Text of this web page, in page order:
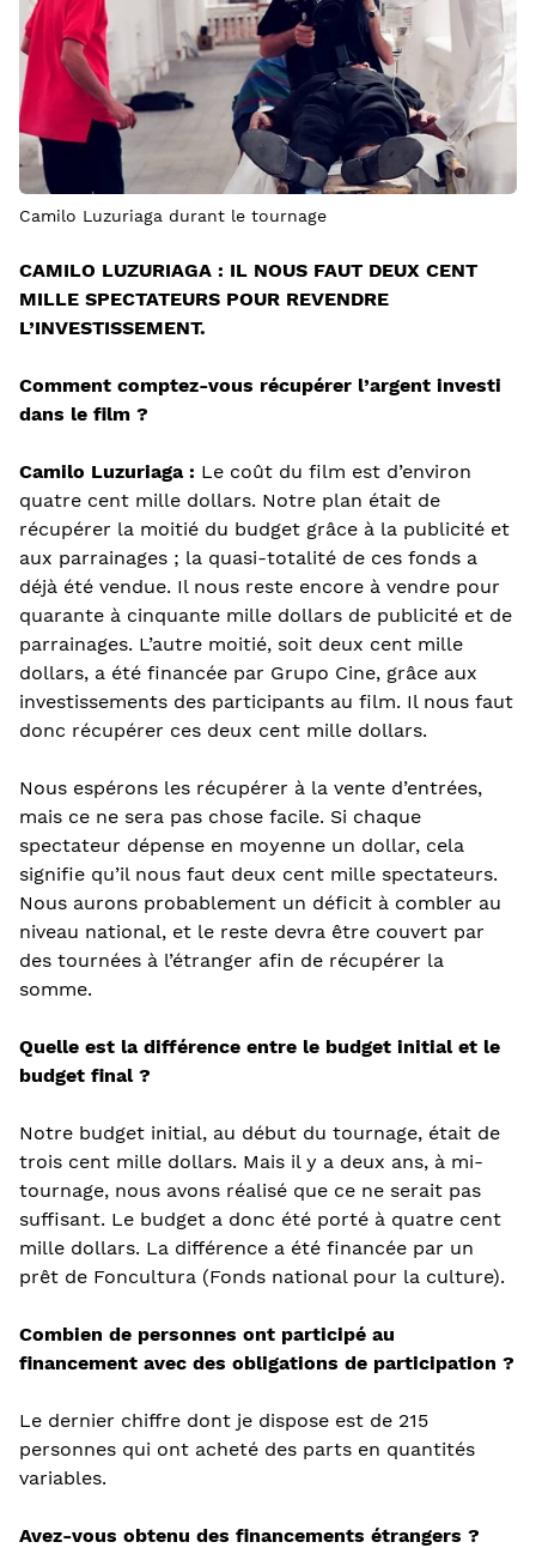
Camilo Luzuriaga durant le tournage
CAMILO LUZURIAGA : IL NOUS FAUT DEUX CENT
MILLE SPECTATEURS POUR REVENDRE
L’INVESTISSEMENT.
Comment comptez-vous récupérer l’argent investi
dans le film ?
Camilo Luzuriaga : Le coût du film est d’environ
quatre cent mille dollars. Notre plan était de
récupérer la moitié du budget grâce à la publicité et
aux parrainages ; la quasi-totalité de ces fonds a
déjà été vendue. Il nous reste encore à vendre pour
quarante à cinquante mille dollars de publicité et de
parrainages. L’autre moitié, soit deux cent mille
dollars, a été financée par Grupo Cine, grâce aux
investissements des participants au film. Il nous faut
donc récupérer ces deux cent mille dollars.
Nous espérons les récupérer à la vente d’entrées,
mais ce ne sera pas chose facile. Si chaque
spectateur dépense en moyenne un dollar, cela
signifie qu’il nous faut deux cent mille spectateurs.
Nous aurons probablement un déficit à combler au
niveau national, et le reste devra être couvert par
des tournées à l’étranger afin de récupérer la
somme.
Quelle est la différence entre le budget initial et le
budget final ?
Notre budget initial, au début du tournage, était de
trois cent mille dollars. Mais il y a deux ans, à mi-
tournage, nous avons réalisé que ce ne serait pas
suffisant. Le budget a donc été porté à quatre cent
mille dollars. La différence a été financée par un
prêt de Foncultura (Fonds national pour la culture).
Combien de personnes ont participé au
financement avec des obligations de participation ?
Le dernier chiffre dont je dispose est de 215
personnes qui ont acheté des parts en quantités
variables.
Avez-vous obtenu des financements étrangers ?